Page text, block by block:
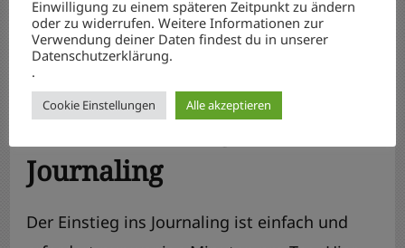
einfach starten
Ein paar praktische Tipps
für den Einstieg ins
Journaling
Der Einstieg ins Journaling ist einfach und
Einwilligung zu einem späteren Zeitpunkt zu ändern
oder zu widerrufen. Weitere Informationen zur
Verwendung deiner Daten findest du in unserer
Datenschutzerklärung.
.
Cookie Einstellungen Alle akzeptieren